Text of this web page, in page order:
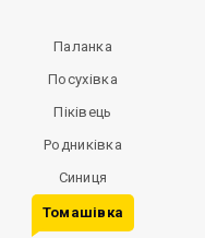
Паланка
Посухівка
Піківець
Родниківка
Синиця
Томашівка